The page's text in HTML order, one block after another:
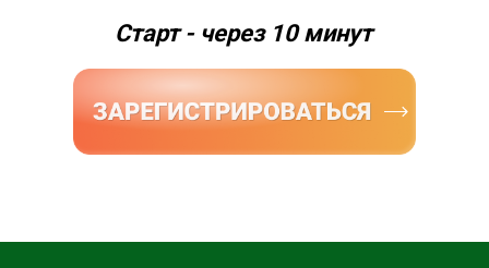
Старт - через 10 минут